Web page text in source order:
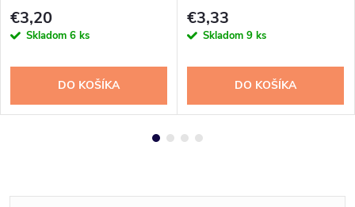
€3,20
Skladom 6 ks
DO KOŠÍKA
€3,33
Skladom 9 ks
DO KOŠÍKA